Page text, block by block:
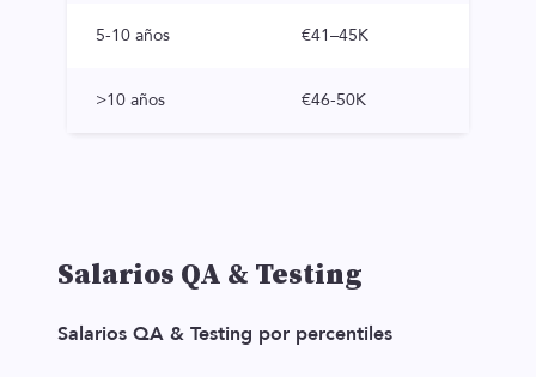
5-10 años €41–45K
>10 años €46-50K
Salarios QA & Testing
Salarios QA & Testing por percentiles